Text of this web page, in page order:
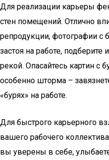
Для реализации карьеры
стен помещений. Отлично
репродукции, фотографии с
застоя на работе,
рекой. Опасайтесь картин с
особенно шторма –
«бурях» на работе.
Для быстрого карьерного
вашего рабочего
вы уверены в себе,